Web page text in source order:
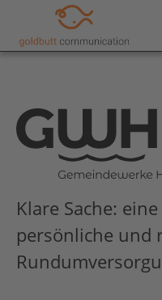
Klare Sache:
persönliche und